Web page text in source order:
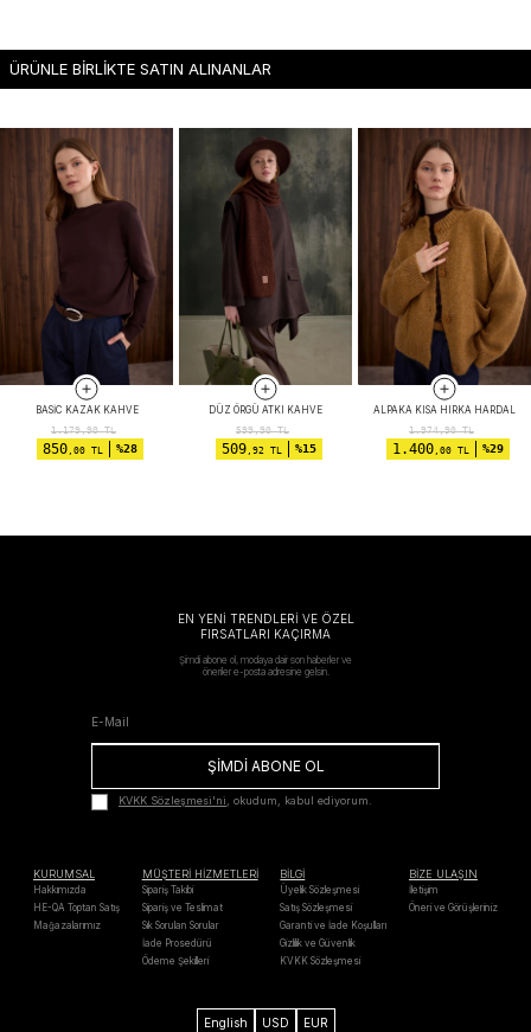
ÜRÜNLE BİRLİKTE SATIN ALINANLAR
BASIC KAZAK KAHVE
1.179,90TL
850,00 TL %28
DÜZ ÖRGÜ ATKI KAHVE
599,90TL
509,92 TL %15
ALPAKA KISA HIRKA HARDAL
1.974,90TL
1.400,00 TL %29
EN YENİ TRENDLERİ VE ÖZEL
FIRSATLARI KAÇIRMA
Şimdi abone ol, modaya dair son haberler ve
öneriler e-posta adresine gelsin.
ŞİMDİ ABONE OL
KVKK Sözleşmesi'ni, okudum, kabul ediyorum.
KURUMSAL
Hakkımızda
HE-QA Toptan Satış
Mağazalarımız
MÜŞTERİ HİZMETLERİ
Sipariş Takibi
Sipariş ve Teslimat
Sık Sorulan Sorular
İade Prosedürü
Ödeme Şekilleri
BİLGİ
Üyelik Sözleşmesi
Satış Sözleşmesi
Garanti ve İade Koşulları
Gizlilik ve Güvenlik
KVKK Sözleşmesi
BİZE ULAŞIN
İletişim
Öneri ve Görüşleriniz
English USD EUR